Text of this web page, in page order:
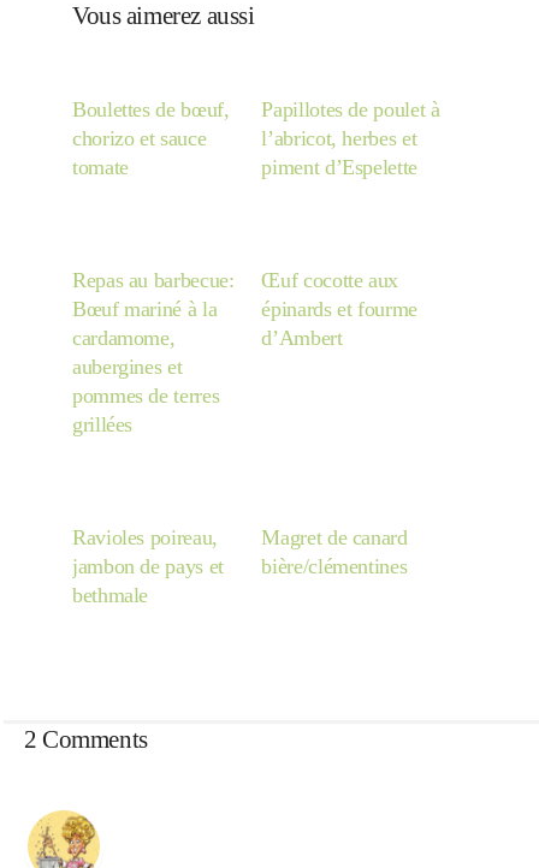
Vous aimerez aussi
Boulettes de bœuf,
chorizo et sauce
tomate
Papillotes de poulet à
l’abricot, herbes et
piment d’Espelette
Repas au barbecue:
Bœuf mariné à la
cardamome,
aubergines et
pommes de terres
grillées
Œuf cocotte aux
épinards et fourme
d’Ambert
Ravioles poireau,
jambon de pays et
bethmale
Magret de canard
bière/clémentines
2 Comments